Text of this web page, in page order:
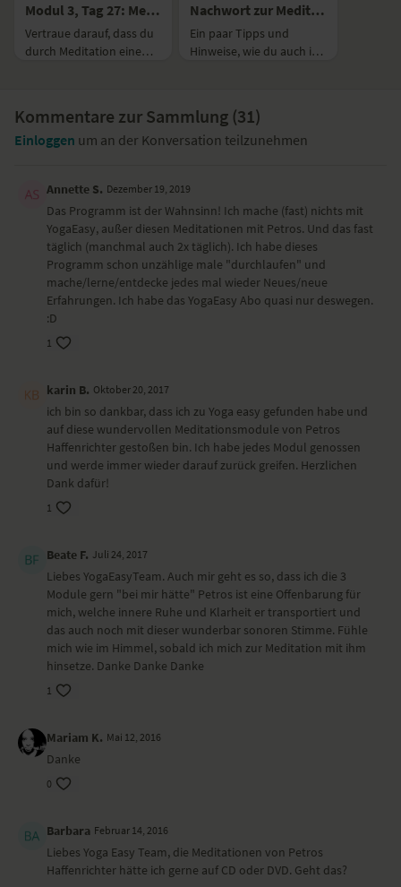
Modul 3, Tag 27: Meditation mit Fokus Silence
Vertraue darauf, dass du
durch Meditation eine
Nachwort zur Meditation
Ein paar Tipps und
Hinweise, wie du auch in
Kommentare zur Sammlung (31)
Einloggen um an der Konversation teilzunehmen
Annette S. Dezember 19, 2019
Das Programm ist der Wahnsinn! Ich mache (fast) nichts mit
YogaEasy, außer diesen Meditationen mit Petros. Und das fast
täglich (manchmal auch 2x täglich). Ich habe dieses
Programm schon unzählige male "durchlaufen" und
mache/lerne/entdecke jedes mal wieder Neues/neue
Erfahrungen. Ich habe das YogaEasy Abo quasi nur deswegen.
:D
1
karin B. Oktober 20, 2017
ich bin so dankbar, dass ich zu Yoga easy gefunden habe und
auf diese wundervollen Meditationsmodule von Petros
Haffenrichter gestoßen bin. Ich habe jedes Modul genossen
und werde immer wieder darauf zurück greifen. Herzlichen
Dank dafür!
1
Beate F. Juli 24, 2017
Liebes YogaEasyTeam. Auch mir geht es so, dass ich die 3
Module gern "bei mir hätte" Petros ist eine Offenbarung für
mich, welche innere Ruhe und Klarheit er transportiert und
das auch noch mit dieser wunderbar sonoren Stimme. Fühle
mich wie im Himmel, sobald ich mich zur Meditation mit ihm
hinsetze. Danke Danke Danke
1
Mariam K. Mai 12, 2016
Danke
0
Barbara Februar 14, 2016
Liebes Yoga Easy Team, die Meditationen von Petros
Haffenrichter hätte ich gerne auf CD oder DVD. Geht das?